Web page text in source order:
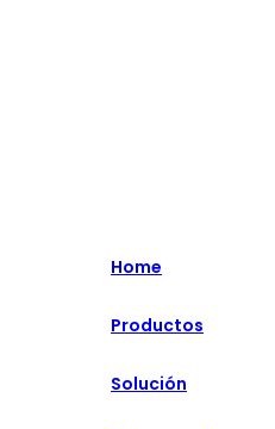
русский
Home
Productos
Solución